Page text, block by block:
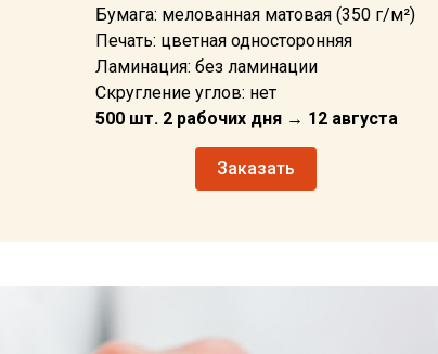
Бумага: мелованная матовая (350 г/м²)
Печать: цветная односторонняя
Ламинация: без ламинации
Скругление углов: нет
500 шт. 2 рабочих дня → 12 августа
Заказать